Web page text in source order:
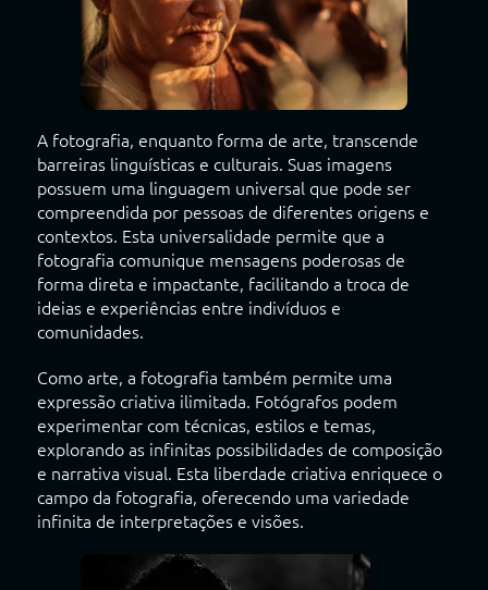
A fotografia, enquanto forma de arte, transcende
barreiras linguísticas e culturais. Suas imagens
possuem uma linguagem universal que pode ser
compreendida por pessoas de diferentes origens e
contextos. Esta universalidade permite que a
fotografia comunique mensagens poderosas de
forma direta e impactante, facilitando a troca de
ideias e experiências entre indivíduos e
comunidades.
Como arte, a fotografia também permite uma
expressão criativa ilimitada. Fotógrafos podem
experimentar com técnicas, estilos e temas,
explorando as infinitas possibilidades de composição
e narrativa visual. Esta liberdade criativa enriquece o
campo da fotografia, oferecendo uma variedade
infinita de interpretações e visões.